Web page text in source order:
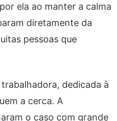
ela ao manter a calma
diretamente da
pessoas que
dedicada à
a cerca. A
o caso com grande